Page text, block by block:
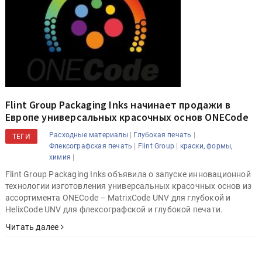
Flint Group Packaging Inks начинает продажи в
Европе универсальных красочных основ ONECode
ТЕГИ Расходные материалы| Глубокая печать |
Флексографская печать | Flint Group | краски, формы,
химия |
Flint Group Packaging Inks объявила о запуске инновационной
технологии изготовления универсальных красочных основ из
ассортимента ONECode – MatrixCode UNV для глубокой и
HelixCode UNV для флексографской и глубокой печати.
Читать далее